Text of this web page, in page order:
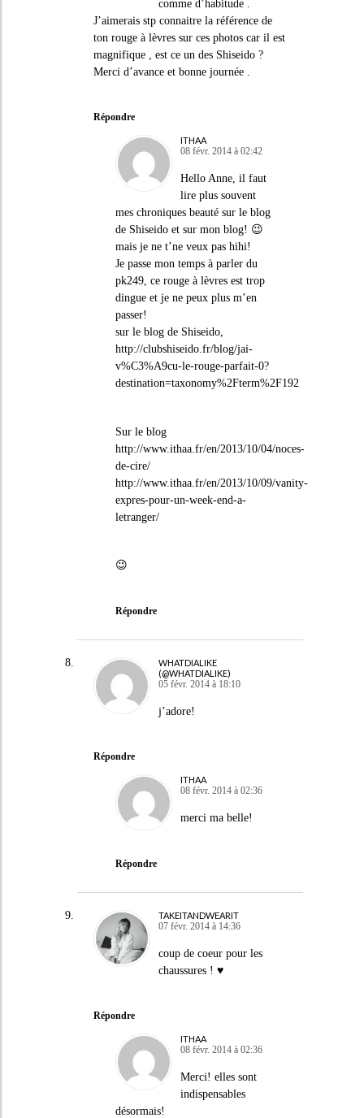
comme d’habitude .
J’aimerais stp connaitre la référence de
ton rouge à lèvres sur ces photos car il est
magnifique , est ce un des Shiseido ?
Merci d’avance et bonne journée .
Répondre
ITHAA
08 févr. 2014 à 02:42
Hello Anne, il faut
lire plus souvent
mes chroniques beauté sur le blog
de Shiseido et sur mon blog! 😉
mais je ne t’ne veux pas hihi!
Je passe mon temps à parler du
pk249, ce rouge à lèvres est trop
dingue et je ne peux plus m’en
passer!
sur le blog de Shiseido,
http://clubshiseido.fr/blog/jai-
v%C3%A9cu-le-rouge-parfait-0?
destination=taxonomy%2Fterm%2F192
Sur le blog
http://www.ithaa.fr/en/2013/10/04/noces-
de-cire/
http://www.ithaa.fr/en/2013/10/09/vanity-
expres-pour-un-week-end-a-
letranger/
😉
Répondre
WHATDIALIKE
(@WHATDIALIKE)
05 févr. 2014 à 18:10
j’adore!
Répondre
ITHAA
08 févr. 2014 à 02:36
merci ma belle!
Répondre
TAKEITANDWEARIT
07 févr. 2014 à 14:36
coup de coeur pour les
chaussures ! ♥
Répondre
ITHAA
08 févr. 2014 à 02:36
Merci! elles sont
indispensables
désormais!